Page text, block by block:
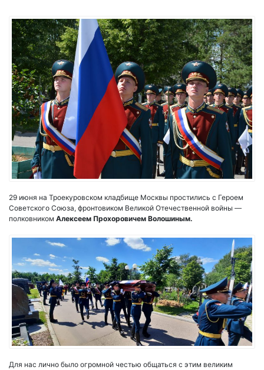
29 июня на Троекуровском кладбище Москвы простились с Героем
Советского Союза, фронтовиком Великой Отечественной войны —
полковником Алексеем Прохоровичем Волошиным.
Для нас лично было огромной честью общаться с этим великим